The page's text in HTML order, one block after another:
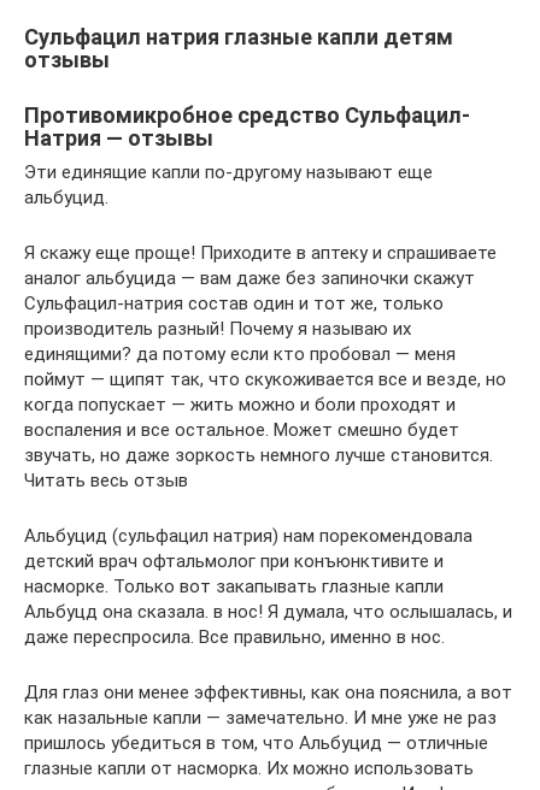
Сульфацил натрия глазные капли детям
отзывы
Противомикробное средство Сульфацил-
Натрия — отзывы
Эти единящие капли по-другому называют еще
альбуцид.
Я скажу еще проще! Приходите в аптеку и спрашиваете
аналог альбуцида — вам даже без запиночки скажут
Сульфацил-натрия состав один и тот же, только
производитель разный! Почему я называю их
единящими? да потому если кто пробовал — меня
поймут — щипят так, что скукоживается все и везде, но
когда попускает — жить можно и боли проходят и
воспаления и все остальное. Может смешно будет
звучать, но даже зоркость немного лучше становится.
Читать весь отзыв
Альбуцид (сульфацил натрия) нам порекомендовала
детский врач офтальмолог при конъюнктивите и
насморке. Только вот закапывать глазные капли
Альбуцд она сказала. в нос! Я думала, что ослышалась, и
даже переспросила. Все правильно, именно в нос.
Для глаз они менее эффективны, как она пояснила, а вот
как назальные капли — замечательно. И мне уже не раз
пришлось убедиться в том, что Альбуцид — отличные
глазные капли от насморка. Их можно использовать